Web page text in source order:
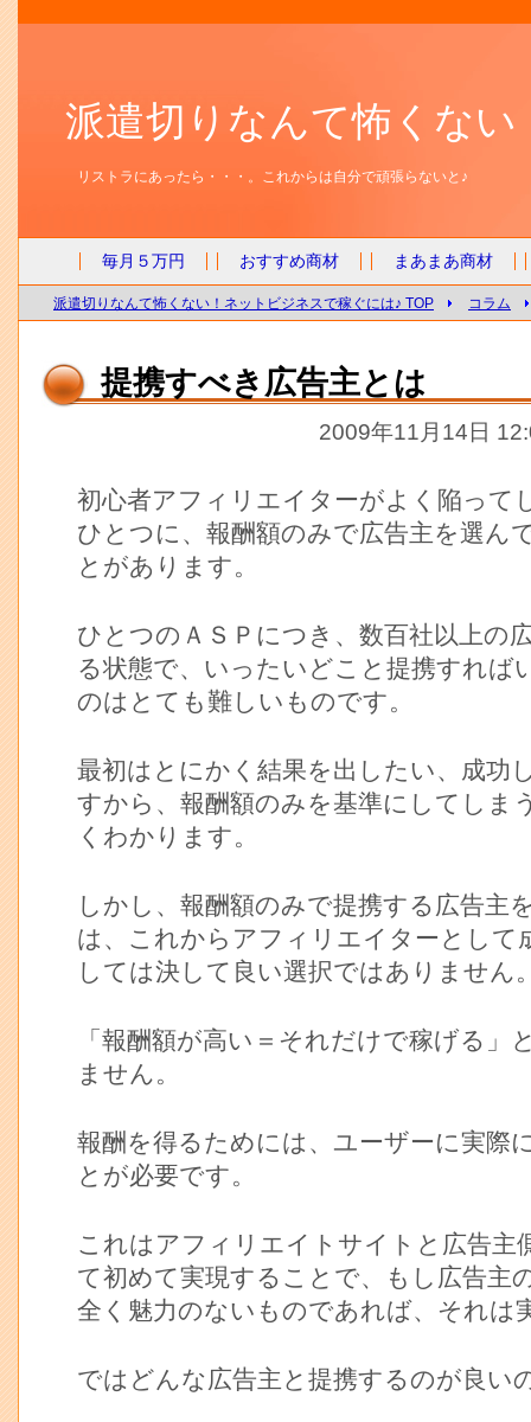
派遣切りなんて怖くな
リストラにあったら・・・。これからは自分で頑張らないと♪
毎月５万円 おすすめ商材 まあまあ商材
派遣切りなんて怖くない！ネットビジネスで稼ぐには♪ TOP コラム
提携すべき広告主とは
2009年11月14日
初心者アフィリエイターがよく陥って
ひとつに、報酬額のみで広告主を選ん
とがあります。
ひとつのＡＳＰにつき、数百社以上の
る状態で、いったいどこと提携すれば
のはとても難しいものです。
最初はとにかく結果を出したい、成功
すから、報酬額のみを基準にしてしま
くわかります。
しかし、報酬額のみで提携する広告主
は、これからアフィリエイターとして
しては決して良い選択ではありません
「報酬額が高い＝それだけで稼げる」
ません。
報酬を得るためには、ユーザーに実際
とが必要です。
これはアフィリエイトサイトと広告主
て初めて実現することで、もし広告主
全く魅力のないものであれば、それは
ではどんな広告主と提携するのが良い